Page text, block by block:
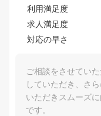
利用満足度
求人満足度
対応の早さ
ご相談をさせてい
していただき、さ
いただきスムーズ
です。